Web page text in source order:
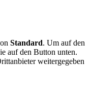
Standard. Um auf den
auf den Button unten.
weitergegeben